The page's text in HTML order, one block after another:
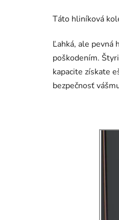
Táto hliníková
Ľahká, ale pevná
poškodením.
kapacite získate
bezpečnosť